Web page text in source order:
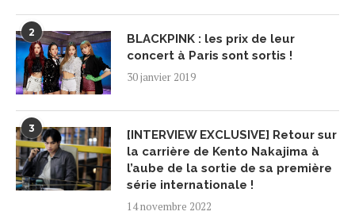
2
BLACKPINK : les prix de leur
concert à Paris sont sortis !
30 janvier 2019
3
[INTERVIEW EXCLUSIVE] Retour sur
la carrière de Kento Nakajima à
l’aube de la sortie de sa première
série internationale !
14 novembre 2022